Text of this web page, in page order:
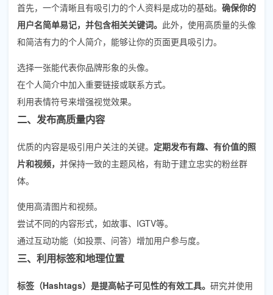
首先，一个清晰且有吸引力的个人资料是成功的基础。 确保你的
用户名简单易记，并包含相关关键词。 此外，使用高质量的头像
和简洁有力的个人简介，能够让你的页面更具吸引力。
选择一张能代表你品牌形象的头像。
在个人简介中加入重要链接或联系方式。
利用表情符号来增强视觉效果。
二、发布高质量内容
优质的内容是吸引用户关注的关键。 定期发布有趣、有价值的照
片和视频， 并保持一致的主题风格，有助于建立忠实的粉丝群
体。
使用高清图片和视频。
尝试不同的内容形式，如故事、IGTV等。
通过互动功能（如投票、问答）增加用户参与度。
三、利用标签和地理位置
标签（Hashtags）是提高帖子可见性的有效工具。 研究并使用